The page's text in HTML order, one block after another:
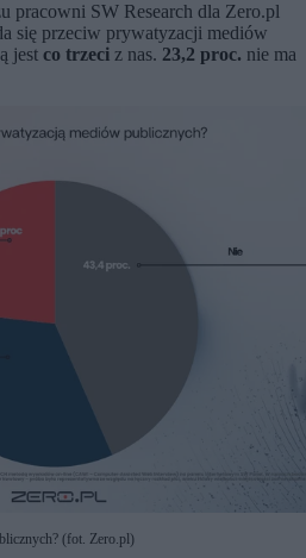
pracowni SW Research dla Zero.pl
się przeciw prywatyzacji mediów
jest co trzeci z nas. 23,2 proc. nie ma
(fot. Zero.pl)